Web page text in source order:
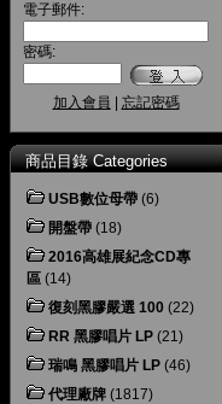
電子郵件:
密碼:
加入會員 忘記密碼
商品目錄 Categories
USB數位母帶 (6)
開盤帶 (18)
2016高雄展紀念CD專
區 (14)
復刻黑膠嚴選 100 (22)
RR 黑膠唱片 LP (21)
瑞鳴 黑膠唱片 LP (46)
代理廠牌 (1817)